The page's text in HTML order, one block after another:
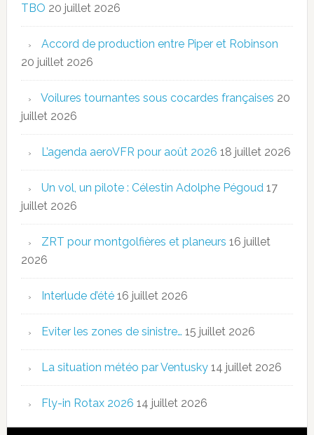
TBO 20 juillet 2026
Accord de production entre Piper et Robinson
20 juillet 2026
Voilures tournantes sous cocardes françaises 20
juillet 2026
L’agenda aeroVFR pour août 2026 18 juillet 2026
Un vol, un pilote : Célestin Adolphe Pégoud 17
juillet 2026
ZRT pour montgolfières et planeurs 16 juillet
2026
Interlude d’été 16 juillet 2026
Eviter les zones de sinistre… 15 juillet 2026
La situation météo par Ventusky 14 juillet 2026
Fly-in Rotax 2026 14 juillet 2026